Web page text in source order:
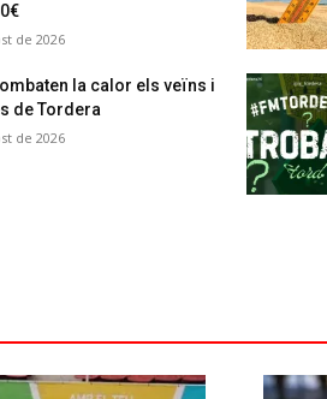
de 2026
la calor els veïns i
de Tordera
de 2026